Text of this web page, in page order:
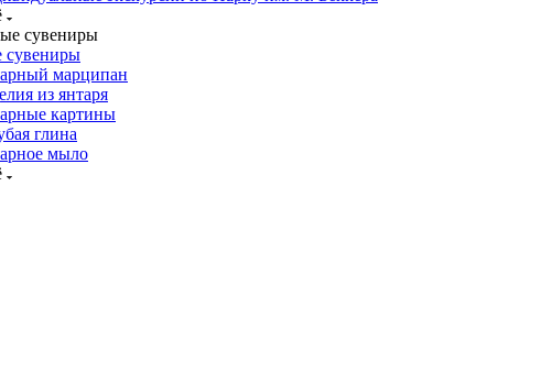
сувениры
марципан
из янтаря
картины
глина
мыло